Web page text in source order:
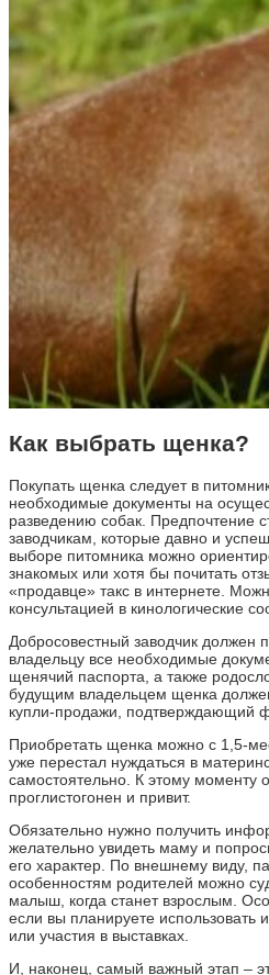
Как выбрать щенка?
Покупать щенка следует в
необходимые документы на
разведению собак. Предпочтение
заводчикам, которые давно и
выборе питомника можно
знакомых или хотя бы почитать
«продавце» такс в интернете.
консультацией в кинологические
Добросовестный заводчик должен
владельцу все необходимые
щенячий паспорта, а также
будущим владельцем щенка
купли-продажи, подтверждающий
Приобретать щенка можно с 1,5-
уже перестал нуждаться в
самостоятельно. К этому моменту
проглистогонен и привит.
Обязательно нужно получить
желательно увидеть маму и
его характер. По внешнему виду,
особенностям родителей можно
малыш, когда станет взрослым.
если вы планируете использовать
или участия в выставках.
И, наконец, самый важный этап –